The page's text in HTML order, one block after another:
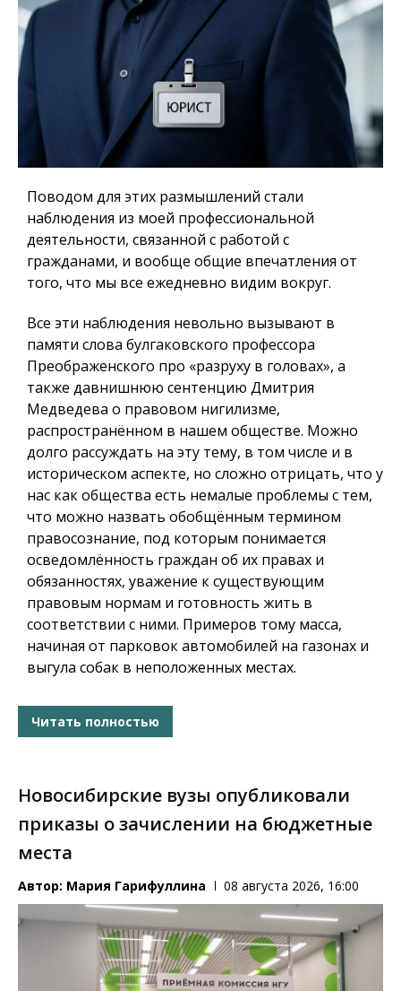
Поводом для этих размышлений стали
наблюдения из моей профессиональной
деятельности, связанной с работой с
гражданами, и вообще общие впечатления от
того, что мы все ежедневно видим вокруг.
Все эти наблюдения невольно вызывают в
памяти слова булгаковского профессора
Преображенского про «разруху в головах», а
также давнишнюю сентенцию Дмитрия
Медведева о правовом нигилизме,
распространённом в нашем обществе. Можно
долго рассуждать на эту тему, в том числе и в
историческом аспекте, но сложно отрицать, что у
нас как общества есть немалые проблемы с тем,
что можно назвать обобщённым термином
правосознание, под которым понимается
осведомлённость граждан об их правах и
обязанностях, уважение к существующим
правовым нормам и готовность жить в
соответствии с ними. Примеров тому масса,
начиная от парковок автомобилей на газонах и
выгула собак в неположенных местах.
Читать полностью
Новосибирские вузы опубликовали
приказы о зачислении на бюджетные
места
Автор: Мария Гарифуллина 08 августа 2026, 16:00